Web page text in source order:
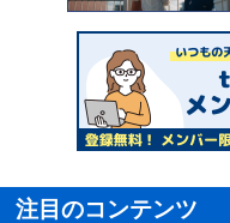
注目のコンテンツ